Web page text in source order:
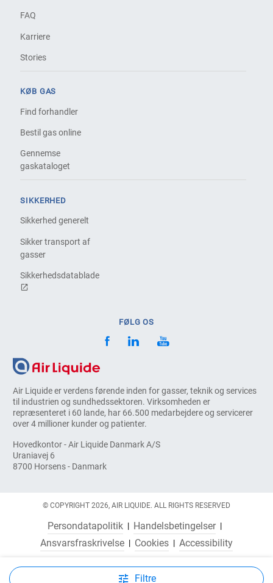
Filtre
Air Liquide er verdens førende inden for gasser, teknik og services
til industrien og sundhedssektoren. Virksomheden er
repræsenteret i 60 lande, har 66.500 medarbejdere og servicerer
over 4 millioner kunder og patienter.
Hovedkontor - Air Liquide Danmark A/S
Uraniavej 6
8700 Horsens - Danmark
FAQ
Karriere
Stories
KØB GAS
Find forhandler
Bestil gas online
Gennemse
gaskataloget
SIKKERHED
Sikkerhed generelt
Sikker transport af
gasser
Sikkerhedsdatablade
FØLG OS
© COPYRIGHT 2026, AIR LIQUIDE. ALL RIGHTS RESERVED
Persondatapolitik
Handelsbetingelser
Ansvarsfraskrivelse
Cookies Accessibility